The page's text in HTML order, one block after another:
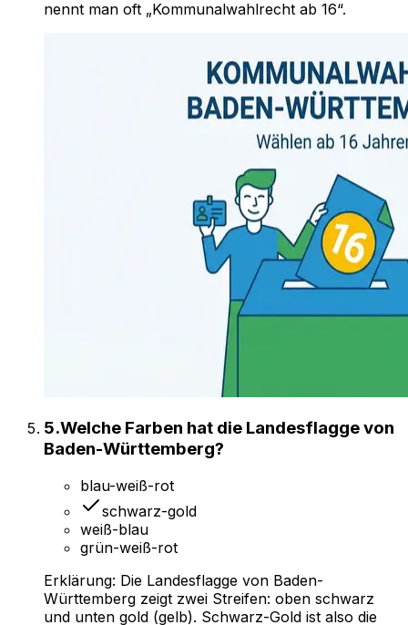
nennt man oft „Kommunalwahlrecht ab 16“.
5.Welche Farben hat die Landesflagge von
Baden-Württemberg?
blau-weiß-rot
schwarz-gold
weiß-blau
grün-weiß-rot
Erklärung: Die Landesflagge von Baden-
Württemberg zeigt zwei Streifen: oben schwarz
und unten gold (gelb). Schwarz-Gold ist also die